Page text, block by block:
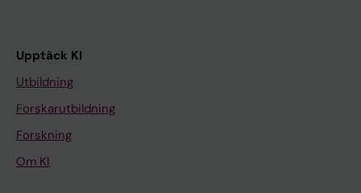
Upptäck KI
Utbildning
Forskarutbildning
Forskning
Om KI